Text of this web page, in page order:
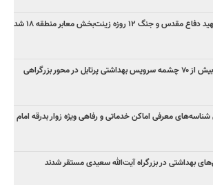
استقرار بیش از ۷۰ چشمه سرویس بهداشتی پرتابل در محور بزرگراهی
شناسه‌های معرفی اماکن خدماتی و رفاهی ویژه زوار بدرقه امام
بهداشتی در بزرگراه آیت‌الله سعیدی مستقر شدند